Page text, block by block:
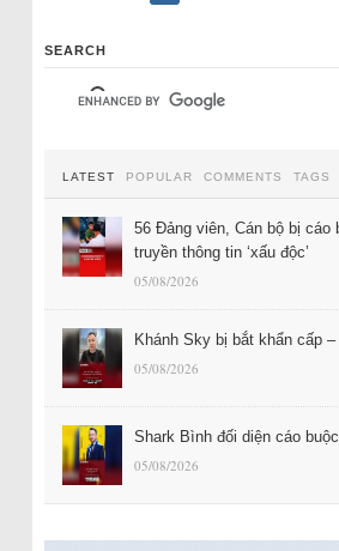
SEARCH
LATEST POPULAR COMMENTS TAGS
56 Đảng viên, Cán bộ bị cáo
truyền thông tin ‘xấu độc’
05/08/2026
Khánh Sky bị bắt khẩn cấp
05/08/2026
Shark Bình đối diện cáo
05/08/2026